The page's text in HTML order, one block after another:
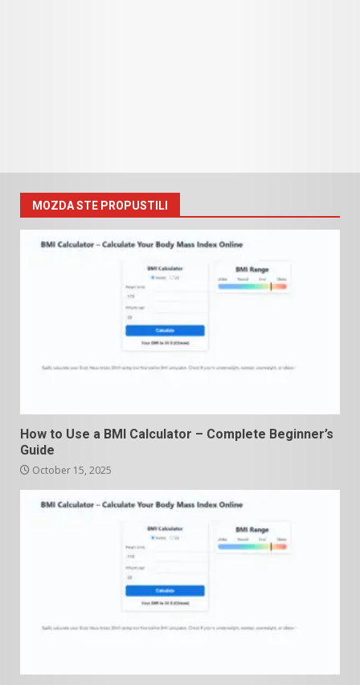
MOZDA STE PROPUSTILI
How to Use a BMI Calculator – Complete Beginner’s
Guide
October 15, 2025